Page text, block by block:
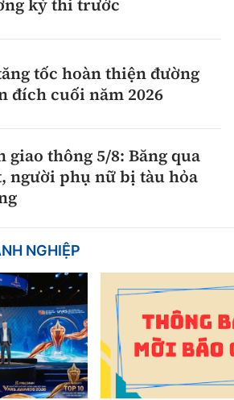
kỳ thi trước
tốc hoàn thiện đường
đích cuối năm 2026
giao thông 5/8: Băng qua
người phụ nữ bị tàu hỏa
NGHIỆP